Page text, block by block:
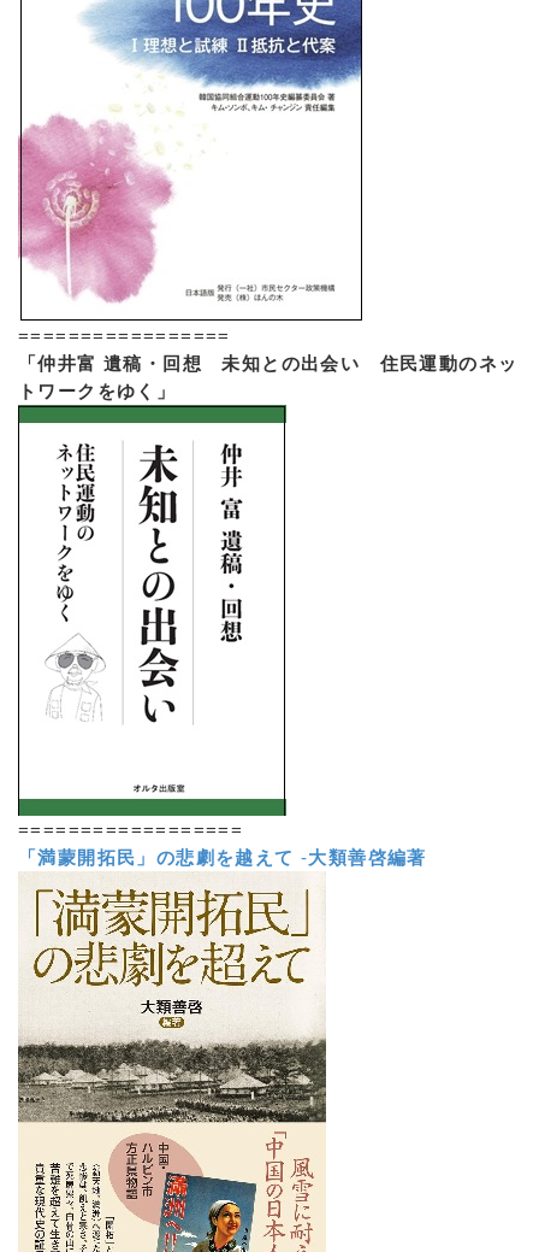
=================
「仲井富 遺稿・回想 未知との出会い 住民運動のネッ
トワークをゆく」
==================
「満蒙開拓民」の悲劇を越えて -大類善啓編著